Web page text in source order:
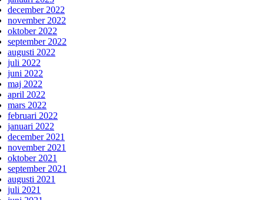
december 2022
november 2022
oktober 2022
september 2022
augusti 2022
juli 2022
juni 2022
maj 2022
april 2022
mars 2022
februari 2022
januari 2022
december 2021
november 2021
oktober 2021
september 2021
augusti 2021
juli 2021